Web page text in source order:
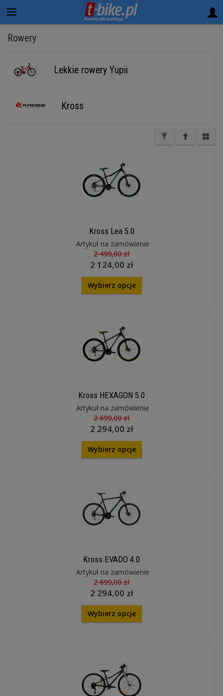
Rowery
Lekkie rowery Yupii
Kross
Kross Lea 5.0
Artykuł na zamówienie
2 499,00 zł
2 124,00 zł
Wybierz opcje
Kross HEXAGON 5.0
Artykuł na zamówienie
2 699,00 zł
2 294,00 zł
Wybierz opcje
Kross EVADO 4.0
Artykuł na zamówienie
2 699,00 zł
2 294,00 zł
Wybierz opcje